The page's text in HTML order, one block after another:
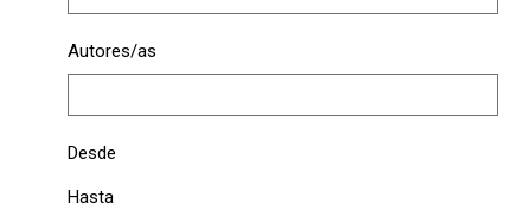
Autores/as
Desde
Hasta